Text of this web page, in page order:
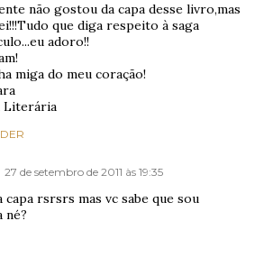
não gostou da capa desse livro,mas
que diga respeito à saga
adoro!!
miga do meu coração!
Literária
27 de setembro de 2011 às 19:35
capa rsrsrs mas vc sabe que sou
né?